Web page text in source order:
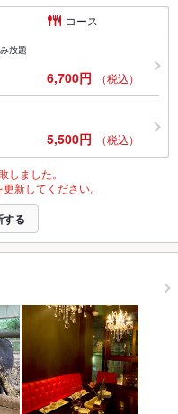
コース
放題
6,700円 （税込）
5,500円 （税込）
しました。
新してください。
する